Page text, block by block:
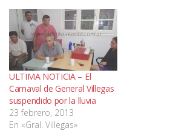
ULTIMA NOTICIA – El
Carnaval de General Villegas
suspendido por la lluvia
23 febrero, 2013
En «Gral. Villegas»